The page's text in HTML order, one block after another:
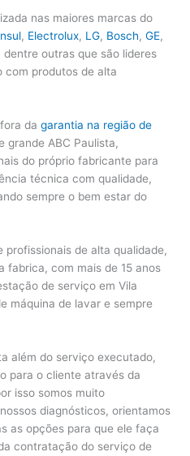
nas maiores marcas do
, Electrolux, LG, Bosch,GE,
dentre outras que são lideres
com produtos de alta
fora dagarantia na região de
grande ABC Paulista,
do próprio fabricante para
técnica com qualidade,
sempre o bem estar do
profissionais de alta qualidade,
fabrica, com mais de 15 anos
de serviço em Vila
máquina de lavar e sempre
além do serviço executado,
para o cliente através da
isso somos muito
diagnósticos, orientamos
as opções para que ele faça
contratação do serviço de